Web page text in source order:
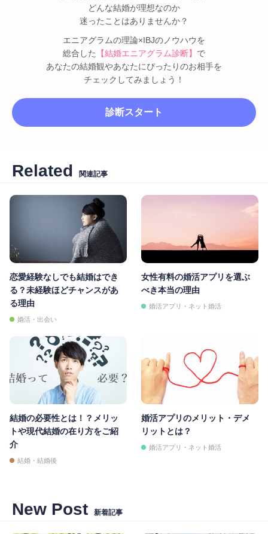
どんな結婚が理想なのか
迷ったことはありませんか？
エニアグラムの理論×IBJのノウハウを
総合した
【結婚エニアグラム診断】 で
あなたの結婚観やあなたにぴったりのお相手を
チェックしてみましょう！
診断スタート
Related 関連記事
恋愛経験なしでも結婚はでき
る？未経験ほどチャンスがあ
る理由
婚活・出会い
女性有料の婚活アプリを選ぶ
べき本当の理由
婚活アプリ・ネット婚活
結婚の必要性とは！？メリッ
トや現代結婚の在り方をご紹
介
結婚・結婚後
婚活アプリのメリット・デメ
リットとは？
婚活アプリ・ネット婚活
New Post 新着記事